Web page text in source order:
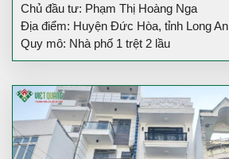
Chủ đầu tư: Phạm Thị Hoàng Nga
Địa điểm: Huyện Đức Hòa, tỉnh Long An
Quy mô: Nhà phố 1 trệt 2 lầu